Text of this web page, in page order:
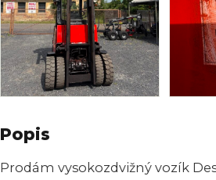
Popis
Prodám vysokozdvižný vozík